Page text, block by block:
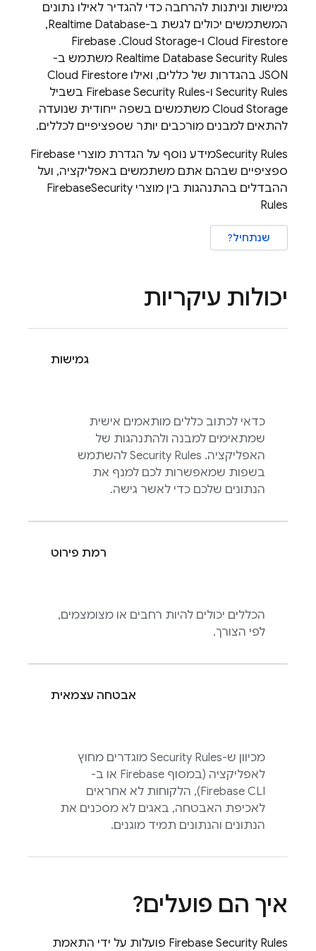
גמישות וניתנות להרחבה כדי להגדיר לאילו נתונים
המשתמשים יכולים לגשת ב-Realtime Database
,‏
Cloud Firestore ו-Cloud Storage
. ‫
Firebase
Realtime Database Security Rules
משתמש ב-
JSON בהגדרות של כללים, ואילו
Cloud Firestore
Security Rules ו-Firebase Security Rules בשביל
Cloud Storage משתמשים בשפה ייחודית שנועדה
להתאים למבנים מורכבים יותר שספציפיים לכללים.
Security Rules
מידע נוסף על הגדרת מוצרי Firebase
ספציפיים שבהם אתם משתמשים באפליקציה, ועל
ההבדלים בהתנהגות בין מוצרי Firebase Security
Rules
שנתחיל?
יכולות עיקריות
גמישות
כדאי לכתוב כללים מותאמים אישית
שמתאימים למבנה ולהתנהגות של
האפליקציה. Security Rules להשתמש
בשפות שמאפשרות לכם למנף את
הנתונים שלכם כדי לאשר גישה.
רמת פירוט
הכללים יכולים להיות רחבים או מצומצמים,
לפי הצורך.
אבטחה עצמאית
מכיוון ש-Security Rules מוגדרים מחוץ
לאפליקציה (במסוף Firebase או ב-
FirebaseCLI), הלקוחות לא אחראים
לאכיפת האבטחה, באגים לא מסכנים את
הנתונים והנתונים תמיד מוגנים.
איך הם פועלים?
Firebase Security Rules פועלות על ידי התאמת